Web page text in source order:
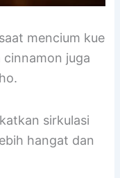
mencium kue
juga
sirkulasi
hangat dan